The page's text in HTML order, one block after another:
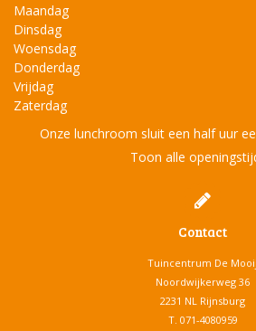
Maandag
Dinsdag
Woensdag
Donderdag
Vrijdag
Zaterdag
Onze lunchroom sluit een half uur
Toon alle
Contact
Tuincentrum De Mooij
Noordwijkerweg 36
2231 NL Rijnsburg
T. 071-4080959